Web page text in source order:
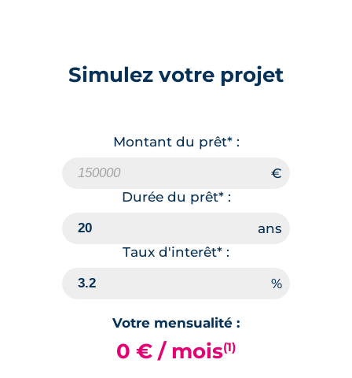
Simulez votre projet
Montant du prêt* :
Durée du prêt* :
Taux d'interêt* :
Votre mensualité :
0 € / mois(1)